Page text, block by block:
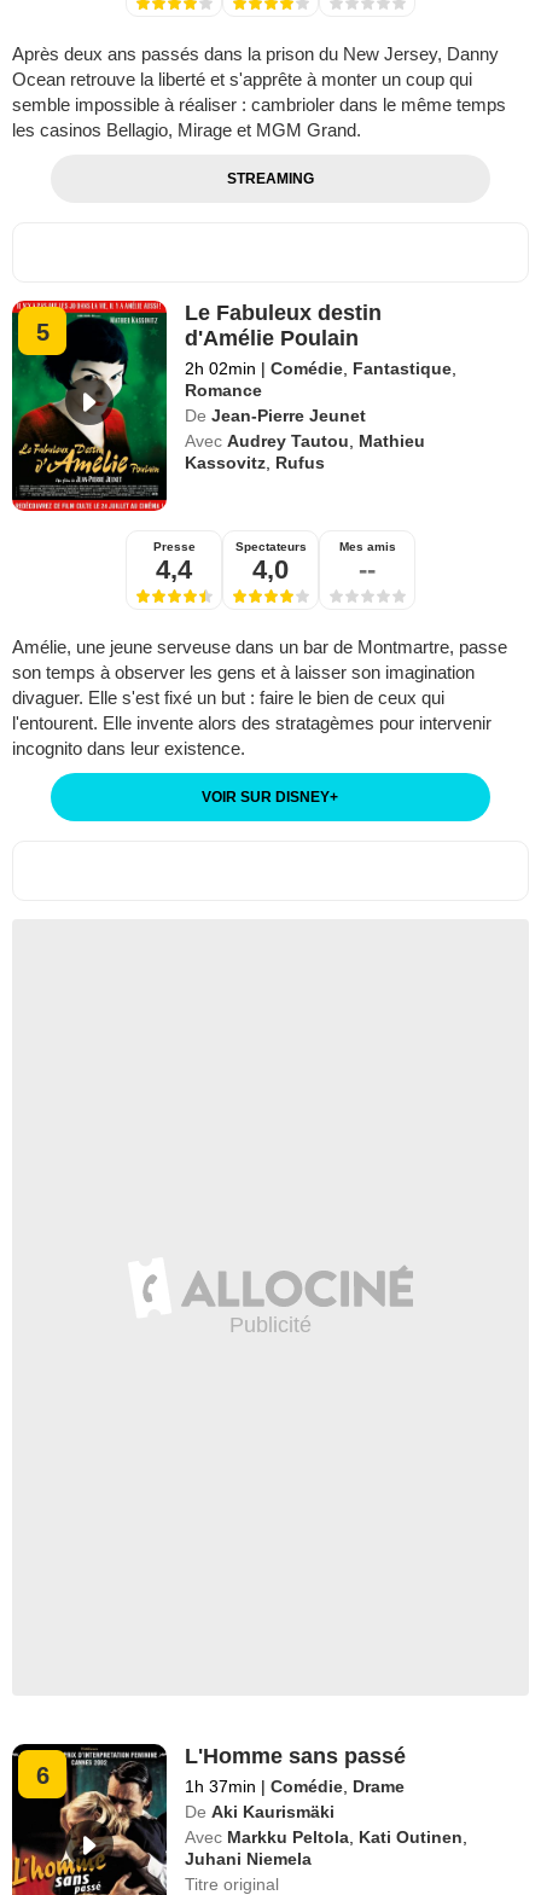
Après deux ans passés dans la prison du New Jersey, Danny
Ocean retrouve la liberté et s'apprête à monter un coup qui
semble impossible à réaliser : cambrioler dans le même temps
les casinos Bellagio, Mirage et MGM Grand.
STREAMING
5
Le Fabuleux destin
d'Amélie Poulain
2h 02min | Comédie Fantastique
Romance
De Jean-Pierre Jeunet
Avec Audrey Tautou
Mathieu
Kassovitz Rufus
Presse
4,4
Spectateurs
4,0
Mes amis
--
Amélie, une jeune serveuse dans un bar de Montmartre, passe
son temps à observer les gens et à laisser son imagination
divaguer. Elle s'est fixé un but : faire le bien de ceux qui
l'entourent. Elle invente alors des stratagèmes pour intervenir
incognito dans leur existence.
VOIR SUR DISNEY+
6
L'Homme sans passé
1h 37min | Comédie Drame
De Aki Kaurismäki
Avec Markku Peltola Kati Outinen
Juhani Niemela
Titre original